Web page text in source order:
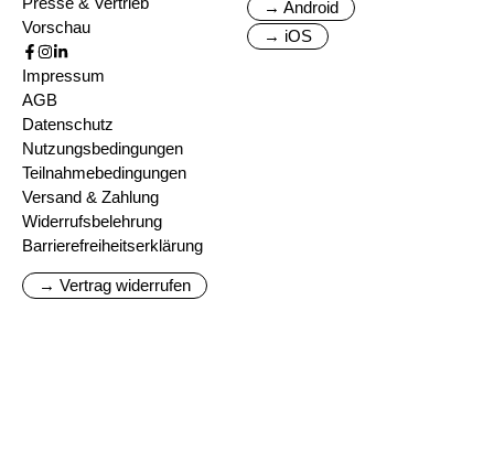
Vorschau
→ Android
→ iOS
Impressum
AGB
Datenschutz
Nutzungsbedingungen
Teilnahmebedingungen
Versand & Zahlung
Widerrufsbelehrung
Barrierefreiheitserklärung
→ Vertrag widerrufen